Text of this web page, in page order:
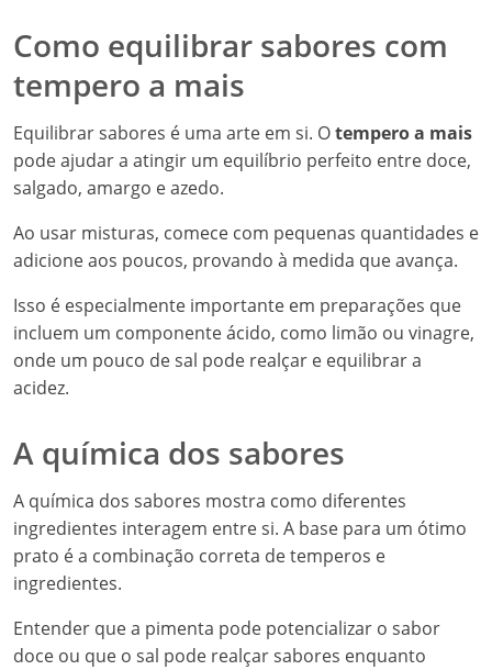
Como equilibrar sabores com
tempero a mais
Equilibrar sabores é uma arte em si. Otempero a mais
pode ajudar a atingir um equilíbrio perfeito entre doce,
salgado, amargo e azedo.
Ao usar misturas, comece com pequenas quantidades e
adicione aos poucos, provando à medida que avança.
Isso é especialmente importante em preparações que
incluem um componente ácido, como limão ou vinagre,
onde um pouco de sal pode realçar e equilibrar a
acidez.
A química dos sabores
A química dos sabores mostra como diferentes
ingredientes interagem entre si. A base para um ótimo
prato é a combinação correta de temperos e
ingredientes.
Entender que a pimenta pode potencializar o sabor
doce ou que o sal pode realçar sabores enquanto